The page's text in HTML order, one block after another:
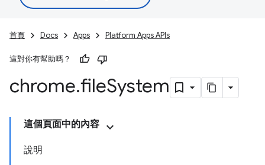
首頁 Docs Apps Platform Apps APIs
這對你有幫助嗎？
chrome.fileSystem
這個頁面中的內容
說明